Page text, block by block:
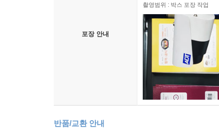
포장 안내
촬영범위 : 박스 포장 작업
반품/교환 안내